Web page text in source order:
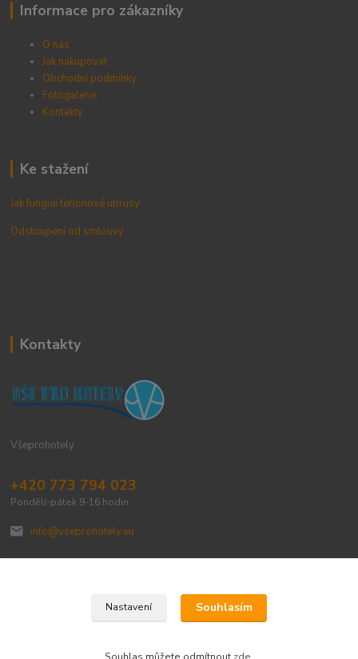
Informace pro zákazníky
O nás
Jak nakupovat
Obchodní podmínky
Fotogalerie
Kontakty
Ke stažení
Jak fungují teflonové ubrusy
Odstoupení od smlouvy
Kontakty
Všeprohotely
+420 773 794 023
Pondělí-pátek 9-16 hodin
info@vseprohotely.eu
Upravit sběr cookies.
Nastavení Souhlasím